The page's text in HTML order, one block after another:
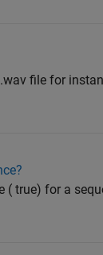
file for
true) for a